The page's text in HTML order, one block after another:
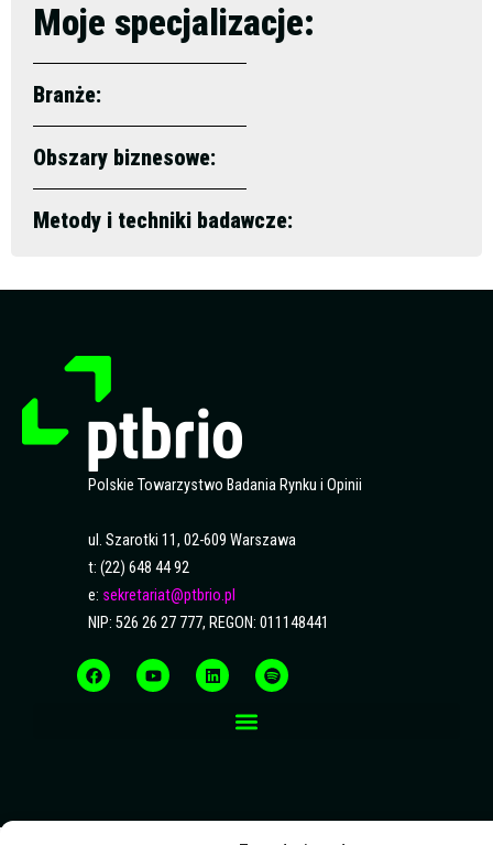
Moje specjalizacje:
Branże:
Obszary biznesowe:
Metody i techniki badawcze:
Polskie Towarzystwo Badania Rynku i Opinii
ul. Szarotki 11, 02-609 Warszawa
t: (22) 648 44 92
e: sekretariat@ptbrio.pl
NIP: 526 26 27 777, REGON: 011148441
a
c
e
o
u
t
i
n
k
p
o
t